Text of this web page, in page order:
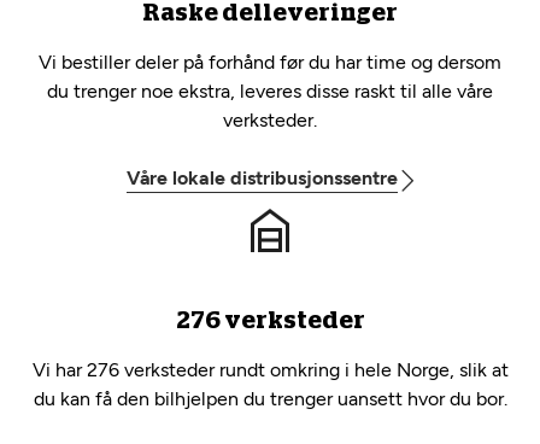
Raske delleveringer
Vi bestiller deler på forhånd før du har time og dersom
du trenger noe ekstra, leveres disse raskt til alle våre
verksteder.
Våre lokale distribusjonssentre
276 verksteder
Vi har 276 verksteder rundt omkring i hele Norge, slik at
du kan få den bilhjelpen du trenger uansett hvor du bor.